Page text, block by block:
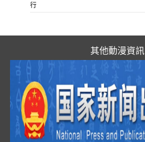
行
其他動漫資訊